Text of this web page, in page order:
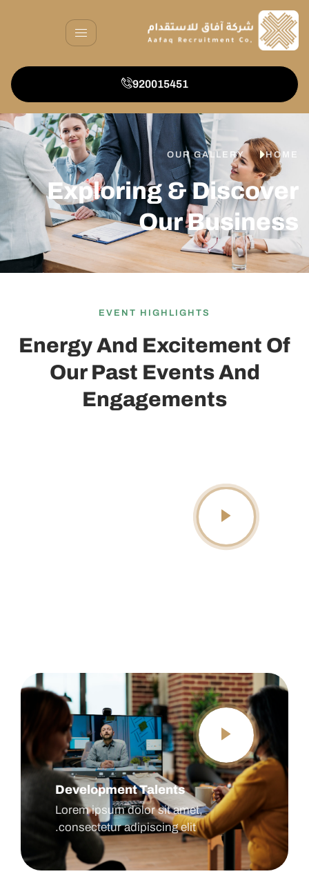
920015451
HOME
OUR GALLERY
Exploring & Discover
Our Business
EVENT HIGHLIGHTS
Energy And Excitement Of
Our Past Events And
Engagements
Development Talents
Lorem ipsum dolor sit amet,
consectetur adipiscing elit.